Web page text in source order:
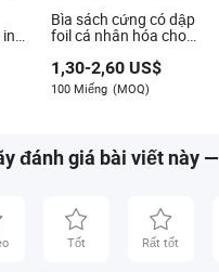
Bìa sách cứng có dập
foil cá nhân hóa cho
1,30-2,60US$
100 Miếng (MOQ)
đánh giá bài viết này —
Tốt Rất tốt